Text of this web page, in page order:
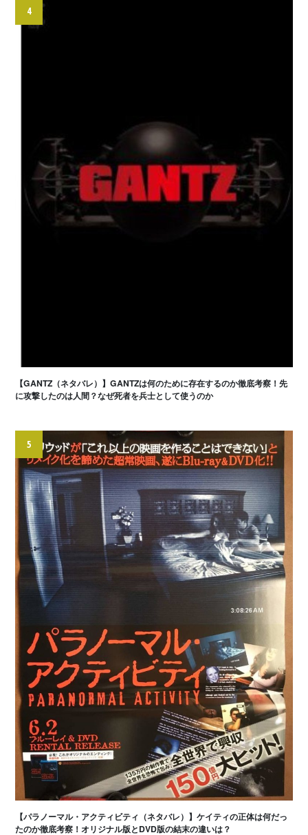
4
【GANTZ（ネタバレ）】GANTZは何のために存在するのか徹底考察！先
に攻撃したのは人間？なぜ死者を兵士として使うのか
5
【パラノーマル・アクティビティ（ネタバレ）】ケイティの正体は何だっ
たのか徹底考察！オリジナル版とDVD版の結末の違いは？